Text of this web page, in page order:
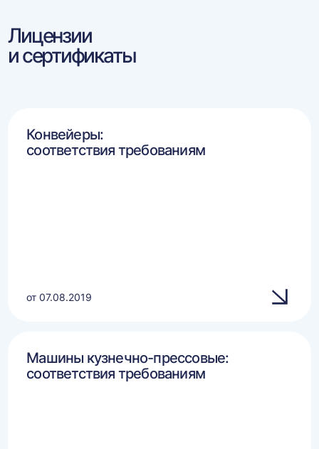
Лицензии
и сертификаты
Конвейеры:
соответствия требованиям
от 07.08.2019
Машины кузнечно-прессовые:
соответствия требованиям